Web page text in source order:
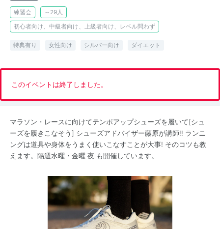
練習会
～29人
初心者向け、中級者向け、上級者向け、レベル問わず
特典有り 女性向け シルバー向け ダイエット
このイベントは終了しました。
マラソン・レースに向けてテンポアップシューズを履いて[シュ
ーズを履きこなそう] シューズアドバイザー藤原が講師!! ランニ
ングは道具や身体をうまく使いこなすことが大事! そのコツも教
えます。隔週水曜・金曜 夜 も開催しています。